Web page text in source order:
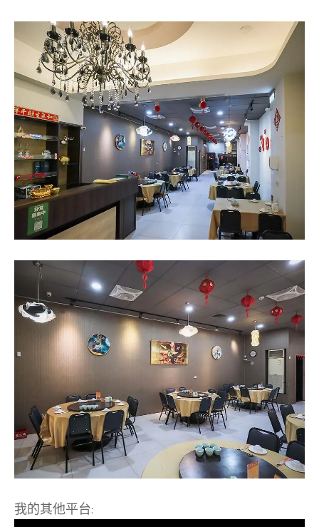
我的其他平台: